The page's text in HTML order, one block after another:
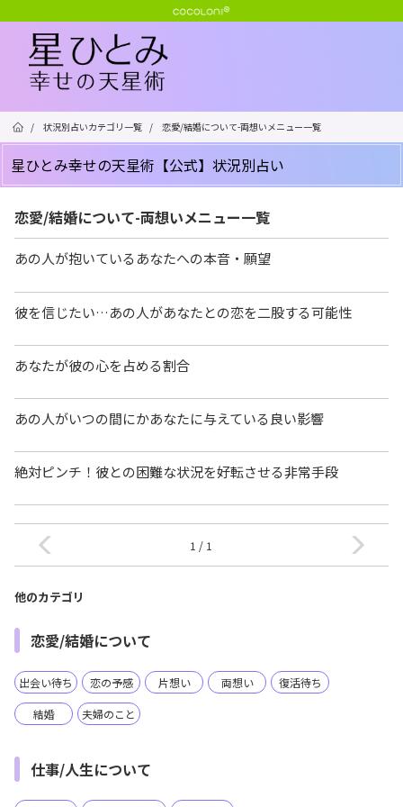
/ 状況別占いカテゴリ一覧 / 恋愛/結婚について-両想いメニュー一覧
星ひとみ幸せの天星術【公式】状況別占い
恋愛/結婚について-両想いメニュー一覧
あの人が抱いているあなたへの本音・願望
彼を信じたい…あの人があなたとの恋を二股する可能性
あなたが彼の心を占める割合
あの人がいつの間にかあなたに与えている良い影響
絶対ピンチ！彼との困難な状況を好転させる非常手段
1 / 1
他のカテゴリ
恋愛/結婚について
出会い待ち 恋の予感 片想い 両想い 復活待ち
結婚 夫婦のこと
仕事/人生について